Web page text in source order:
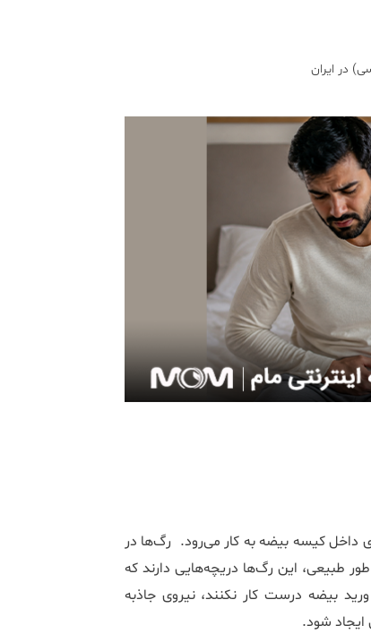
در ایران
کیسه بیضه به کار می‌رود. رگ‌ها در
طبیعی، این رگ‌ها دریچه‌هایی دارند که
بیضه درست کار نکنند، نیروی جاذبه
شود.